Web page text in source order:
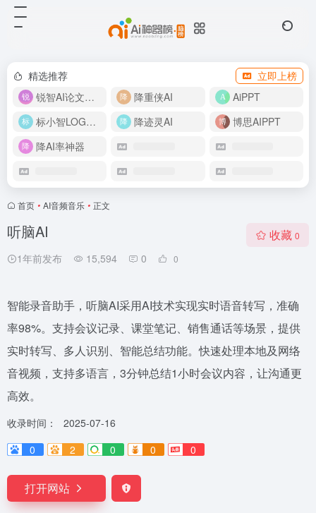
精选推荐
立即上榜
锐智AI论文生成
降重侠AI
AiPPT
标小智LOGO设计
降迹灵AI
博思AIPPT
降AI率神器
首页 • AI音频音乐 • 正文
听脑AI
1年前发布 15,594 0 0
收藏 0
智能录音助手，听脑AI采用AI技术实现实时语音转写，准确
率98%。支持会议记录、课堂笔记、销售通话等场景，提供
实时转写、多人识别、智能总结功能。快速处理本地及网络
音视频，支持多语言，3分钟总结1小时会议内容，让沟通更
高效。
收录时间：
2025-07-16
0
2 0 0 0
打开网站